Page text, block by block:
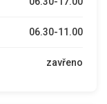
06.30-11.00
zavřeno